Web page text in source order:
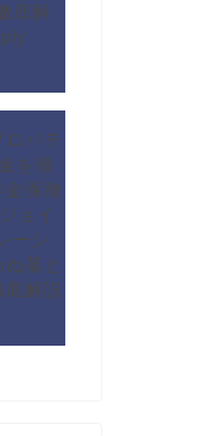
底解
ロパテ
を積
保険
ジョイ
ーシ
落と
解説